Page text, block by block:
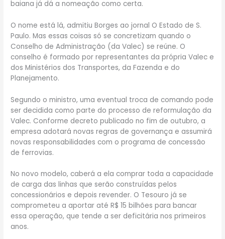
baiana já dá a nomeação como certa.
O nome está lá, admitiu Borges ao jornal O Estado de S.
Paulo. Mas essas coisas só se concretizam quando o
Conselho de Administração (da Valec) se reúne. O
conselho é formado por representantes da própria Valec e
dos Ministérios dos Transportes, da Fazenda e do
Planejamento.
Segundo o ministro, uma eventual troca de comando pode
ser decidida como parte do processo de reformulação da
Valec. Conforme decreto publicado no fim de outubro, a
empresa adotará novas regras de governança e assumirá
novas responsabilidades com o programa de concessão
de ferrovias.
No novo modelo, caberá a ela comprar toda a capacidade
de carga das linhas que serão construídas pelos
concessionários e depois revender. O Tesouro já se
comprometeu a aportar até R$ 15 bilhões para bancar
essa operação, que tende a ser deficitária nos primeiros
anos.